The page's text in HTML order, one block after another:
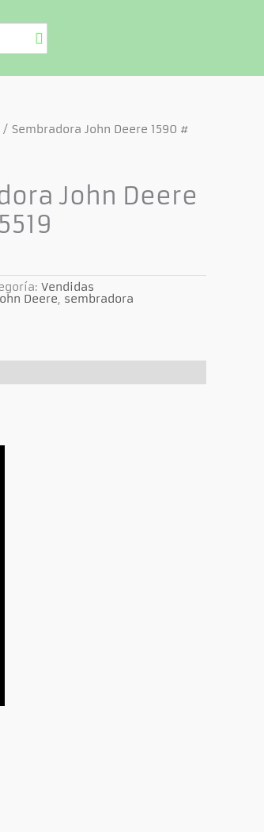
/ Sembradora John Deere 1590 #
John Deere
Vendidas
Deere, sembradora